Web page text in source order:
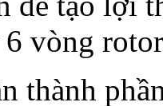
vòng
thành